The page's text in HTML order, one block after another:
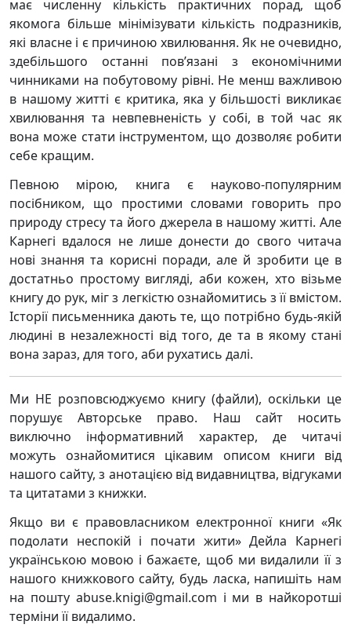
має численну кількість практичних порад, щоб
якомога більше мінімізувати кількість подразників,
які власне і є причиною хвилювання. Як не очевидно,
здебільшого останні пов’язані з економічними
чинниками на побутовому рівні. Не менш важливою
в нашому житті є критика, яка у більшості викликає
хвилювання та невпевненість у собі, в той час як
вона може стати інструментом, що дозволяє робити
себе кращим.
Певною мірою, книга є науково-популярним
посібником, що простими словами говорить про
природу стресу та його джерела в нашому житті. Але
Карнегі вдалося не лише донести до свого читача
нові знання та корисні поради, але й зробити це в
достатньо простому вигляді, аби кожен, хто візьме
книгу до рук, міг з легкістю ознайомитись з її вмістом.
Історії письменника дають те, що потрібно будь-якій
людині в незалежності від того, де та в якому стані
вона зараз, для того, аби рухатись далі.
Ми НЕ розповсюджуємо книгу (файли), оскільки це
порушує Авторське право. Наш сайт носить
виключно інформативний характер, де читачі
можуть ознайомитися цікавим описом книги від
нашого сайту, з анотацією від видавництва, відгуками
та цитатами з книжки.
Якщо ви є правовласником електронної книги «Як
подолати неспокій і почати жити» Дейла Карнегі
українською мовою і бажаєте, щоб ми видалили її з
нашого книжкового сайту, будь ласка, напишіть нам
на пошту abuse.knigi@gmail.com і ми в найкоротші
терміни її видалимо.